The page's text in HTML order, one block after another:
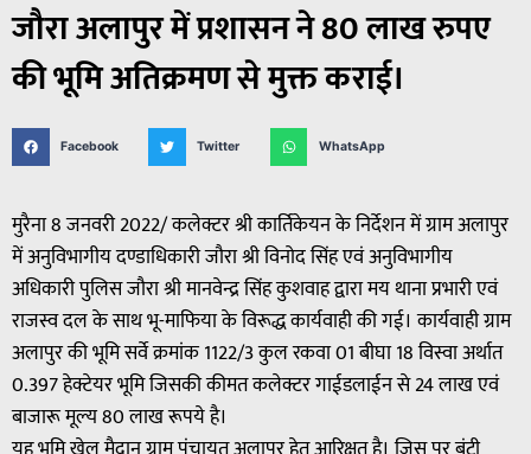
जौरा अलापुर में प्रशासन ने 80 लाख रुपए
की भूमि अतिक्रमण से मुक्त कराई।
Facebook Twitter WhatsApp
मुरैना 8 जनवरी 2022/ कलेक्टर श्री कार्तिकेयन के निर्देशन में ग्राम अलापुर
में अनुविभागीय दण्डाधिकारी जौरा श्री विनोद सिंह एवं अनुविभागीय
अधिकारी पुलिस जौरा श्री मानवेन्द्र सिंह कुशवाह द्वारा मय थाना प्रभारी एवं
राजस्व दल के साथ भू-माफिया के विरूद्ध कार्यवाही की गई। कार्यवाही ग्राम
अलापुर की भूमि सर्वे क्रमांक 1122/3 कुल रकवा 01 बीघा 18 विस्वा अर्थात
0.397 हेक्टेयर भूमि जिसकी कीमत कलेक्टर गाईडलाईन से 24 लाख एवं
बाजारू मूल्य 80 लाख रूपये है।